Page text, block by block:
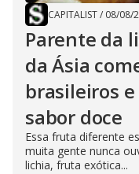
CAPITALIST/ 08/08/
Parente da
da Ásia
brasileiros
sabor doce
Essa fruta diferente
muita gente nunca
lichia, fruta exótica...